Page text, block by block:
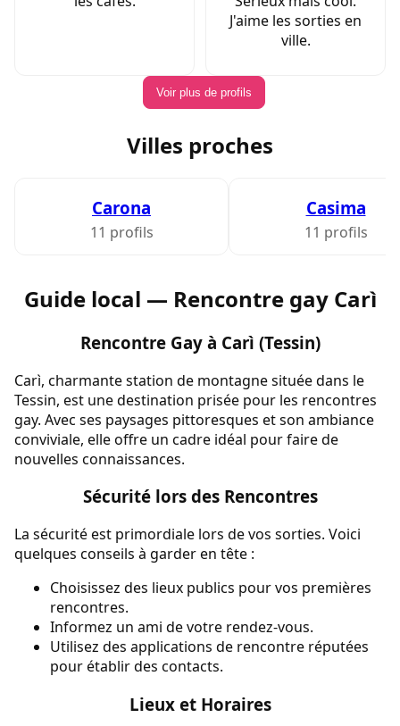
J'aime les sorties en
ville.
Voir plus de profils
Villes proches
Carona
11 profils
Casima
11 profils
Guide local — Rencontre gay Carì
Rencontre Gay à Carì (Tessin)
Carì, charmante station de montagne située dans le
Tessin, est une destination prisée pour les rencontres
gay. Avec ses paysages pittoresques et son ambiance
conviviale, elle offre un cadre idéal pour faire de
nouvelles connaissances.
Sécurité lors des Rencontres
La sécurité est primordiale lors de vos sorties. Voici
quelques conseils à garder en tête :
Choisissez des lieux publics pour vos premières
rencontres.
Informez un ami de votre rendez-vous.
Utilisez des applications de rencontre réputées
pour établir des contacts.
Lieux et Horaires